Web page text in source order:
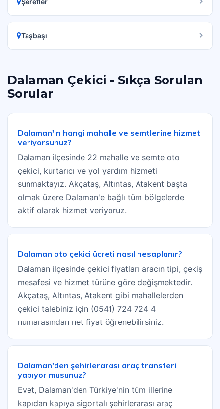
Şerefler
Taşbaşı
Dalaman Çekici - Sıkça Sorulan
Sorular
Dalaman'in hangi mahalle ve semtlerine hizmet
veriyorsunuz?
Dalaman ilçesinde 22 mahalle ve semte oto
çekici, kurtarıcı ve yol yardım hizmeti
sunmaktayız. Akçataş, Altıntas, Atakent başta
olmak üzere Dalaman'e bağlı tüm bölgelerde
aktif olarak hizmet veriyoruz.
Dalaman oto çekici ücreti nasıl hesaplanır?
Dalaman ilçesinde çekici fiyatları aracın tipi, çekiş
mesafesi ve hizmet türüne göre değişmektedir.
Akçataş, Altıntas, Atakent gibi mahallelerden
çekici talebiniz için (0541) 724 724 4
numarasından net fiyat öğrenebilirsiniz.
Dalaman'den şehirlerarası araç transferi
yapıyor musunuz?
Evet, Dalaman'den Türkiye'nin tüm illerine
kapıdan kapıya sigortalı şehirlerarası araç